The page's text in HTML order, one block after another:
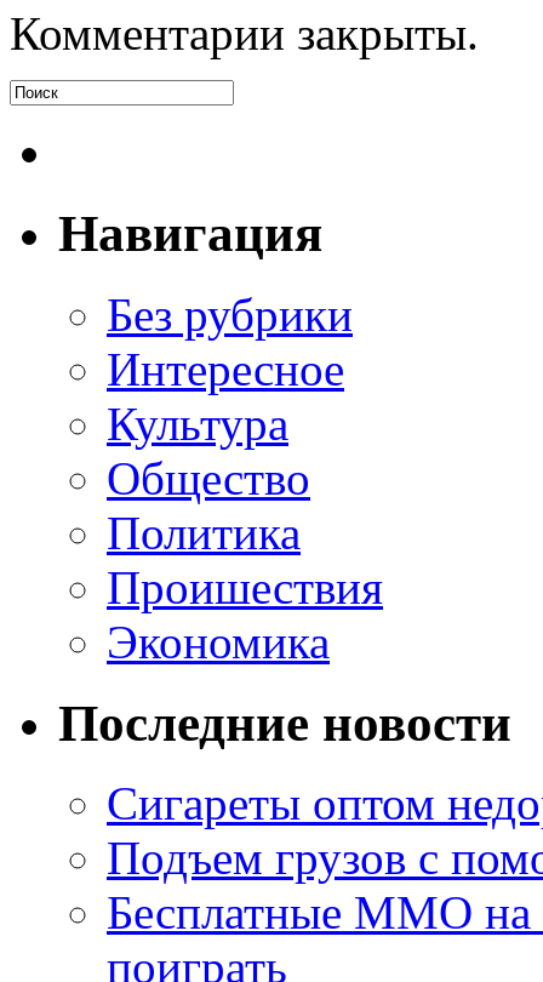
Комментарии закрыты.
Навигация
Без рубрики
Интересное
Культура
Общество
Политика
Проишествия
Экономика
Последние новости
Сигареты оптом
Подъем грузов с
Бесплатные MMO
поиграть